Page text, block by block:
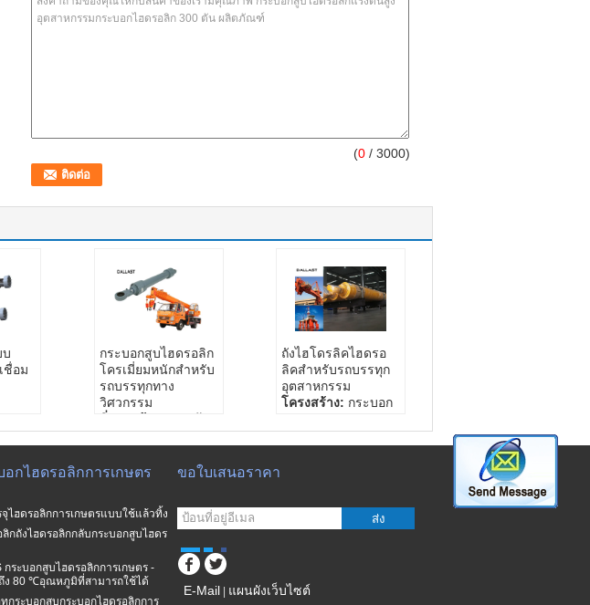
(0 / 3000)
บ
ชื่อม
หล็ก
กระบอกสูบไฮดรอลิก
โครเมี่ยมหนักสำหรับ
รถบรรทุกทาง
วิศวกรรม
ความดันสูง
กระบอกไฮดรอลิกที่
T
วัสดุเหล็ก:20 #, 45
เหล็ก #, 21 #, 27 #
SiMn
ถังไฮโดรลิคไฮดรอ
ลิคสำหรับรถบรรทุก
อุตสาหกรรม
โครงสร้าง: กระบอก
ความดันทำงาน:16-
อกไฮดรอลิกการเกษตร
จุไฮดรอลิกการเกษตรแบบใช้แล้วทิ้ง
ลิกถังไฮดรอลิกกลับกระบอกสูบไฮดร
กระบอกสูบไฮดรอลิกการเกษตร -
ง 80 ℃อุณหภูมิที่สามารถใช้ได้
ทกระบอกสูบกระบอกไฮดรอลิกการ
ขอใบเสนอราคา
ส่ง
E-Mail แผนผังเว็บไซต์